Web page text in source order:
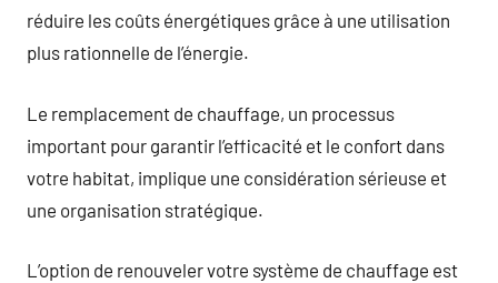
réduire les coûts énergétiques grâce à une utilisation
plus rationnelle de l’énergie.
Le remplacement de chauffage, un processus
important pour garantir l’efficacité et le confort dans
votre habitat, implique une considération sérieuse et
une organisation stratégique.
L’option de renouveler votre système de chauffage est